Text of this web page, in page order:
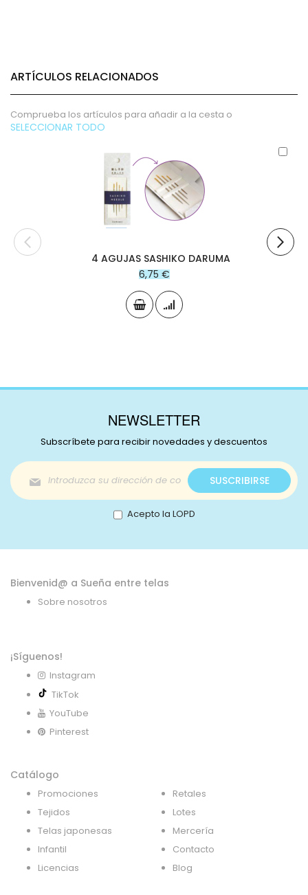
ARTÍCULOS RELACIONADOS
Comprueba los artículos para añadir a la cesta o
SELECCIONAR TODO
4 AGUJAS SASHIKO DARUMA
6,75 €
NEWSLETTER
Subscríbete para recibir novedades y descuentos
Inscríbase
a
nuestro
boletín
de
SUSCRIBIRSE
Acepto la LOPD
Bienvenid@ a Sueña entre telas
Sobre nosotros
¡Síguenos!
Instagram
TikTok
YouTube
Pinterest
Catálogo
Promociones
Tejidos
Telas japonesas
Infantil
Licencias
Retales
Lotes
Mercería
Contacto
Blog